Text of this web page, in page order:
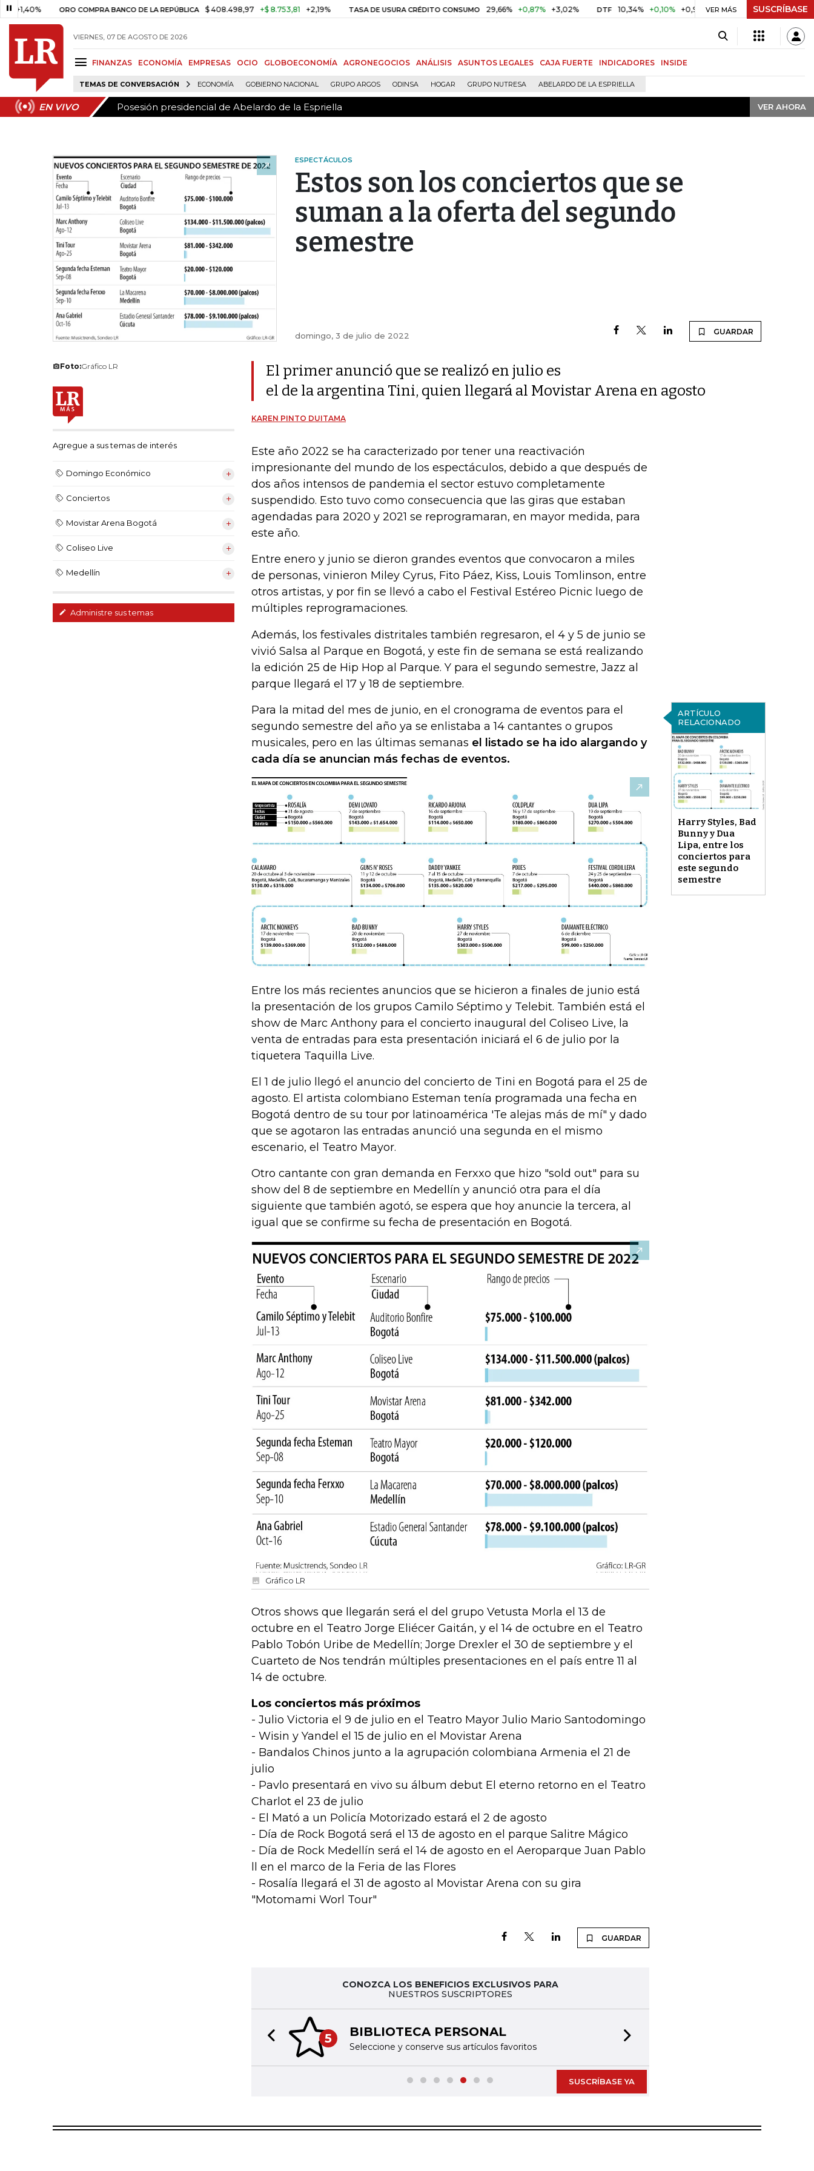
ORO COMPRA BANCO DE LA REPÚBLICA $ 408.498,97 +$ 8.753,81 +2,19% TASA DE USURA CRÉDITO CONSUMO 29,66% +0,87% +3,02% DTF 10,34% +0,10% +0,98% UVR $ 416,91 +$ 0,05 +0,01%
VER MÁS SUSCRÍBASE
VIERNES, 07 DE AGOSTO DE 2026
FINANZAS ECONOMÍA EMPRESAS OCIO GLOBOECONOMÍA AGRONEGOCIOS ANÁLISIS ASUNTOS LEGALES CAJA FUERTE INDICADORES INSIDE
TEMAS DE CONVERSACIÓN ECONOMÍA GOBIERNO NACIONAL GRUPO ARGOS ODINSA HOGAR GRUPO NUTRESA ABELARDO DE LA ESPRIELLA
EN VIVO Posesión presidencial de Abelardo de la Espriella VER AHORA
EN VIVO Posesión presidencial de Abelardo de la Espriella VER AHORA
ESPECTÁCULOS
Estos son los conciertos que se
suman a la oferta del segundo
semestre
domingo, 3 de julio de 2022 GUARDAR
Foto:Gráfico LR
Agregue a sus temas de interés
Domingo Económico
Conciertos
Movistar Arena Bogotá
Coliseo Live
Medellín
Administre sus temas
El primer anunció que se realizó en julio es
el de la argentina Tini, quien llegará al Movistar Arena en agosto
KAREN PINTO DUITAMA
Este año 2022 se ha caracterizado por tener una reactivación
impresionante del mundo de los espectáculos, debido a que después de
dos años intensos de pandemia el sector estuvo completamente
suspendido. Esto tuvo como consecuencia que las giras que estaban
agendadas para 2020 y 2021 se reprogramaran, en mayor medida, para
este año.
Entre enero y junio se dieron grandes eventos que convocaron a miles
de personas, vinieron Miley Cyrus, Fito Páez, Kiss, Louis Tomlinson, entre
otros artistas, y por fin se llevó a cabo el Festival Estéreo Picnic luego de
múltiples reprogramaciones.
Además, los festivales distritales también regresaron, el 4 y 5 de junio se
vivió Salsa al Parque en Bogotá, y este fin de semana se está realizando
la edición 25 de Hip Hop al Parque. Y para el segundo semestre, Jazz al
parque llegará el 17 y 18 de septiembre.
ARTÍCULO
RELACIONADO
Harry Styles, Bad
Bunny y Dua
Lipa, entre los
conciertos para
este segundo
semestre
Para la mitad del mes de junio, en el cronograma de eventos para el
segundo semestre del año ya se enlistaba a 14 cantantes o grupos
musicales, pero en las últimas semanas el listado se ha ido alargando y
cada día se anuncian más fechas de eventos.
Entre los más recientes anuncios que se hicieron a finales de junio está
la presentación de los grupos Camilo Séptimo y Telebit. También está el
show de Marc Anthony para el concierto inaugural del Coliseo Live, la
venta de entradas para esta presentación iniciará el 6 de julio por la
tiquetera Taquilla Live.
El 1 de julio llegó el anuncio del concierto de Tini en Bogotá para el 25 de
agosto. El artista colombiano Esteman tenía programada una fecha en
Bogotá dentro de su tour por latinoamérica 'Te alejas más de mí" y dado
que se agotaron las entradas anunció una segunda en el mismo
escenario, el Teatro Mayor.
Otro cantante con gran demanda en Ferxxo que hizo "sold out" para su
show del 8 de septiembre en Medellín y anunció otra para el día
siguiente que también agotó, se espera que hoy anuncie la tercera, al
igual que se confirme su fecha de presentación en Bogotá.
Gráfico LR
Otros shows que llegarán será el del grupo Vetusta Morla el 13 de
octubre en el Teatro Jorge Eliécer Gaitán, y el 14 de octubre en el Teatro
Pablo Tobón Uribe de Medellín; Jorge Drexler el 30 de septiembre y el
Cuarteto de Nos tendrán múltiples presentaciones en el país entre 11 al
14 de octubre.
Los conciertos más próximos
- Julio Victoria el 9 de julio en el Teatro Mayor Julio Mario Santodomingo
- Wisin y Yandel el 15 de julio en el Movistar Arena
- Bandalos Chinos junto a la agrupación colombiana Armenia el 21 de
julio
- Pavlo presentará en vivo su álbum debut El eterno retorno en el Teatro
Charlot el 23 de julio
- El Mató a un Policía Motorizado estará el 2 de agosto
- Día de Rock Bogotá será el 13 de agosto en el parque Salitre Mágico
- Día de Rock Medellín será el 14 de agosto en el Aeroparque Juan Pablo
ll en el marco de la Feria de las Flores
- Rosalía llegará el 31 de agosto al Movistar Arena con su gira
"Motomami Worl Tour"
GUARDAR
CONOZCA LOS BENEFICIOS EXCLUSIVOS PARA
NUESTROS SUSCRIPTORES
5 BIBLIOTECA PERSONAL
Seleccione y conserve sus artículos favoritos
Previous slide
SUSCRÍBASE YA